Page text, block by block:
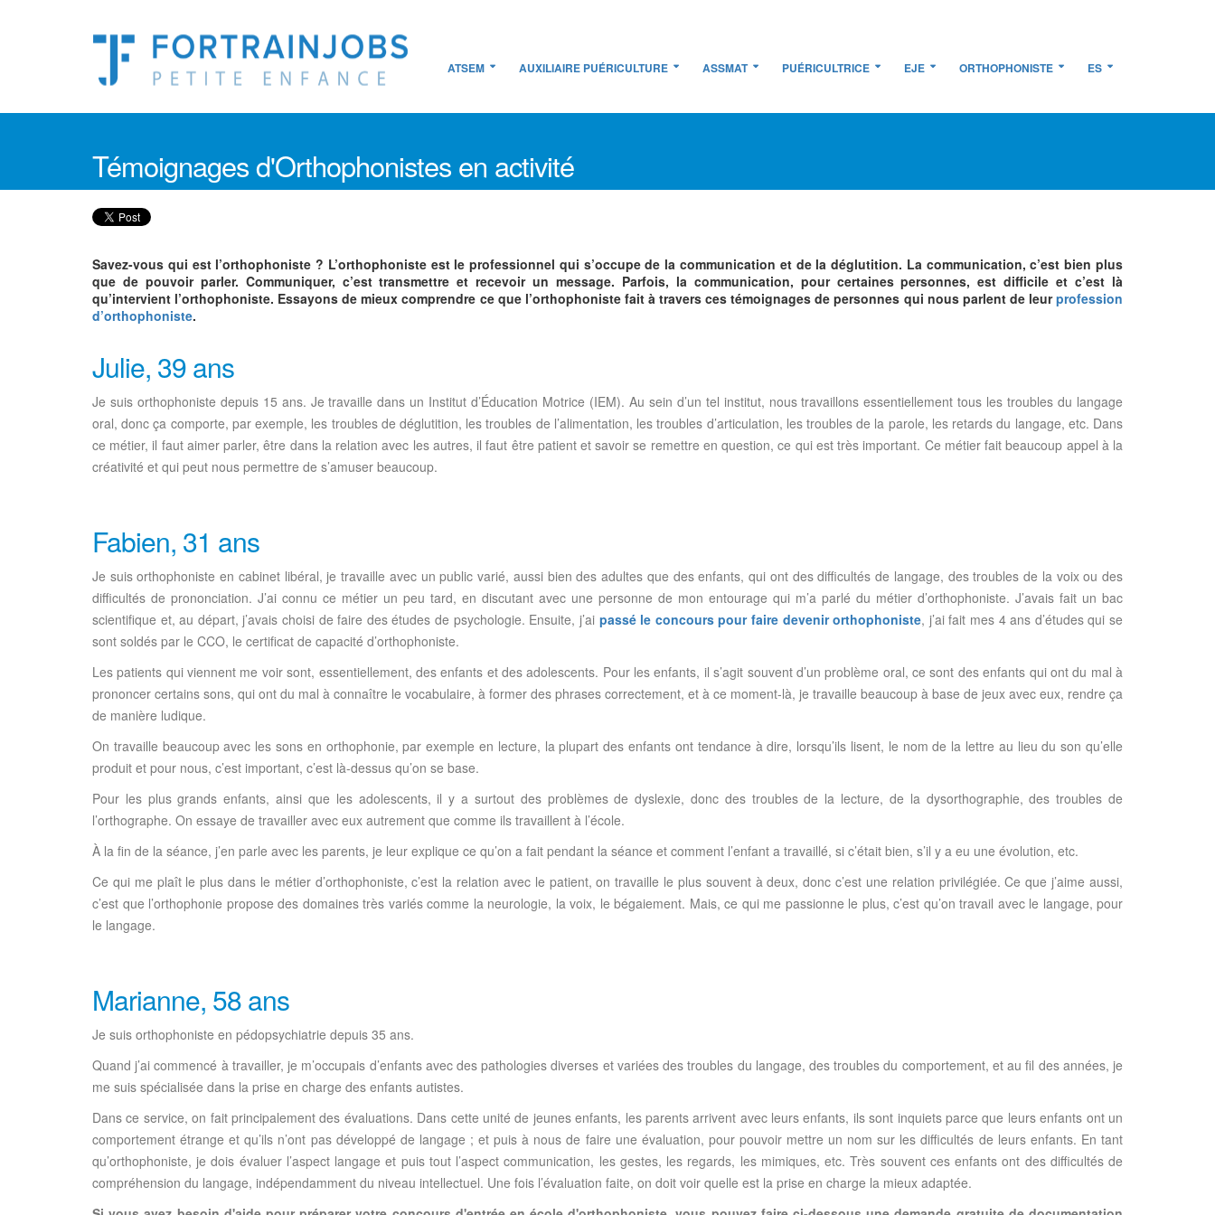
ATSEM AUXILIAIRE PUÉRICULTURE ASSMAT PUÉRICULTRICE EJE ORTHOPHONISTE ES
Témoignages d'Orthophonistes en activité
Savez-vous qui est l’orthophoniste ? L’orthophoniste est le professionnel qui s’occupe de la communication et de la déglutition. La communication, c’est bien plus
que de pouvoir parler. Communiquer, c’est transmettre et recevoir un message. Parfois, la communication, pour certaines personnes, est difficile et c’est là
qu’intervient l’orthophoniste. Essayons de mieux comprendre ce que l’orthophoniste fait à travers ces témoignages de personnes qui nous parlent de leurprofession
d’orthophoniste.
Julie, 39 ans
Je suis orthophoniste depuis 15 ans. Je travaille dans un Institut d’Éducation Motrice (IEM). Au sein d’un tel institut, nous travaillons essentiellement tous les troubles du langage
oral, donc ça comporte, par exemple, les troubles de déglutition, les troubles de l’alimentation, les troubles d’articulation, les troubles de la parole, les retards du langage, etc. Dans
ce métier, il faut aimer parler, être dans la relation avec les autres, il faut être patient et savoir se remettre en question, ce qui est très important. Ce métier fait beaucoup appel à la
créativité et qui peut nous permettre de s’amuser beaucoup.
Fabien, 31 ans
Je suis orthophoniste en cabinet libéral, je travaille avec un public varié, aussi bien des adultes que des enfants, qui ont des difficultés de langage, des troubles de la voix ou des
difficultés de prononciation. J’ai connu ce métier un peu tard, en discutant avec une personne de mon entourage qui m’a parlé du métier d’orthophoniste. J’avais fait un bac
scientifique et, au départ, j’avais choisi de faire des études de psychologie. Ensuite, j’ai passé le concours pour faire devenir orthophoniste, j’ai fait mes 4 ans d’études qui se
sont soldés par le CCO, le certificat de capacité d’orthophoniste.
Les patients qui viennent me voir sont, essentiellement, des enfants et des adolescents. Pour les enfants, il s’agit souvent d’un problème oral, ce sont des enfants qui ont du mal à
prononcer certains sons, qui ont du mal à connaître le vocabulaire, à former des phrases correctement, et à ce moment-là, je travaille beaucoup à base de jeux avec eux, rendre ça
de manière ludique.
On travaille beaucoup avec les sons en orthophonie, par exemple en lecture, la plupart des enfants ont tendance à dire, lorsqu’ils lisent, le nom de la lettre au lieu du son qu’elle
produit et pour nous, c’est important, c’est là-dessus qu’on se base.
Pour les plus grands enfants, ainsi que les adolescents, il y a surtout des problèmes de dyslexie, donc des troubles de la lecture, de la dysorthographie, des troubles de
l’orthographe. On essaye de travailler avec eux autrement que comme ils travaillent à l’école.
À la fin de la séance, j’en parle avec les parents, je leur explique ce qu’on a fait pendant la séance et comment l’enfant a travaillé, si c’était bien, s’il y a eu une évolution, etc.
Ce qui me plaît le plus dans le métier d’orthophoniste, c’est la relation avec le patient, on travaille le plus souvent à deux, donc c’est une relation privilégiée. Ce que j’aime aussi,
c’est que l’orthophonie propose des domaines très variés comme la neurologie, la voix, le bégaiement. Mais, ce qui me passionne le plus, c’est qu’on travail avec le langage, pour
le langage.
Marianne, 58 ans
Je suis orthophoniste en pédopsychiatrie depuis 35 ans.
Quand j’ai commencé à travailler, je m’occupais d’enfants avec des pathologies diverses et variées des troubles du langage, des troubles du comportement, et au fil des années, je
me suis spécialisée dans la prise en charge des enfants autistes.
Dans ce service, on fait principalement des évaluations. Dans cette unité de jeunes enfants, les parents arrivent avec leurs enfants, ils sont inquiets parce que leurs enfants ont un
comportement étrange et qu’ils n’ont pas développé de langage ; et puis à nous de faire une évaluation, pour pouvoir mettre un nom sur les difficultés de leurs enfants. En tant
qu’orthophoniste, je dois évaluer l’aspect langage et puis tout l’aspect communication, les gestes, les regards, les mimiques, etc. Très souvent ces enfants ont des difficultés de
compréhension du langage, indépendamment du niveau intellectuel. Une fois l’évaluation faite, on doit voir quelle est la prise en charge la mieux adaptée.